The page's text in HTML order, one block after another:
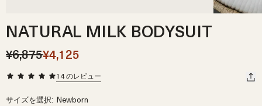
NATURAL MILK BODYSUIT
¥6,875¥4,125
14のレビュー
サイズを選択: Newborn